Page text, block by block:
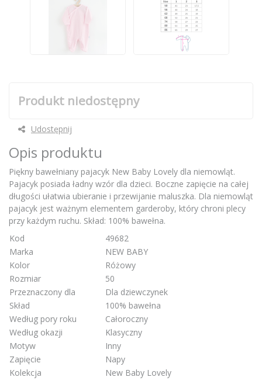
Produkt niedostępny
Udostępnij
Opis produktu
Piękny bawełniany pajacyk New Baby Lovely dla niemowląt.
Pajacyk posiada ładny wzór dla dzieci. Boczne zapięcie na całej
długości ułatwia ubieranie i przewijanie maluszka. Dla niemowląt
pajacyk jest ważnym elementem garderoby, który chroni plecy
przy każdym ruchu. Skład: 100% bawełna.
Kod
49682
Marka
NEW BABY
Kolor
Różowy
Rozmiar
50
Przeznaczony dla
Dla dziewczynek
Skład
100% bawełna
Według pory roku
Całoroczny
Według okazji
Klasyczny
Motyw
Inny
Zapięcie
Napy
Kolekcja
New Baby Lovely